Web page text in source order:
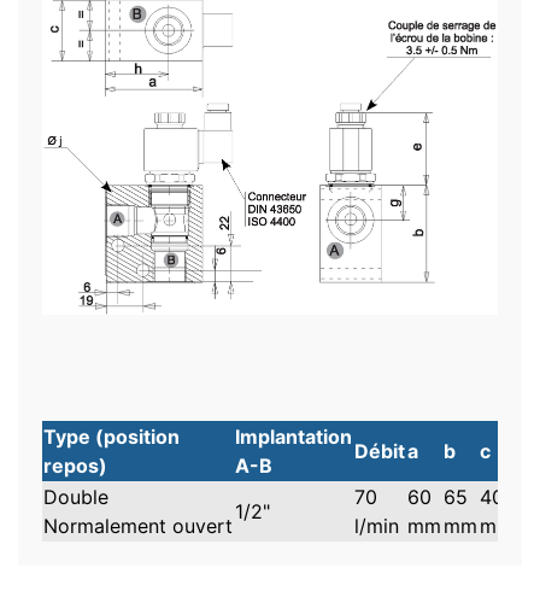
Type (position
repos)
Implantation
A-B
Débita b c
Double
Normalement ouvert
1/2"
70
l/min
60
mm
65
mm
40
mm